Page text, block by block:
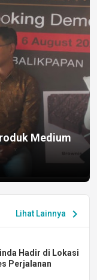
Medium
Lihat Lainnya chevron_right
Hadir di Lokasi
Perjalanan